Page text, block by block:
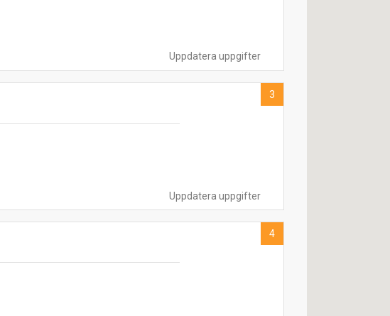
Uppdatera uppgifter
Uppdatera uppgifter
3
4